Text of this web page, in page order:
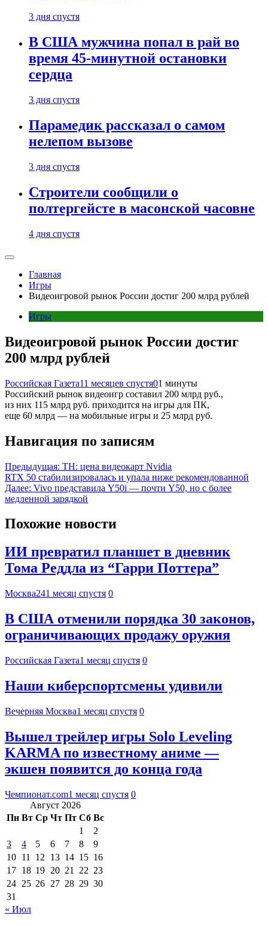
3 дня спустя
В США мужчина попал в рай во
время 45-минутной остановки
сердца
3 дня спустя
Парамедик рассказал о самом
нелепом вызове
3 дня спустя
Строители сообщили о
полтергейсте в масонской часовне
4 дня спустя
Главная
Игры
Видеоигровой рынок России достиг 200 млрд рублей
Игры
Видеоигровой рынок России достиг
200 млрд рублей
Российская Газета11 месяцев спустя01 минуты
Российский рынок видеоигр составил 200 млрд руб.,
из них 115 млрд руб. приходится на игры для ПК,
еще 60 млрд — на мобильные игры и 25 млрд руб.
Навигация по записям
Предыдущая: TH: цена видеокарт Nvidia
RTX 50 стабилизировалась и упала ниже рекомендованной
Далее: Vivo представила Y50i — почти Y50, но с более
медленной зарядкой
Похожие новости
ИИ превратил планшет в дневник
Тома Реддла из “Гарри Поттера”
Москва241 месяц спустя 0
В США отменили порядка 30 законов,
ограничивающих продажу оружия
Российская Газета1 месяц спустя 0
Наши киберспортсмены удивили
Вечерняя Москва1 месяц спустя 0
Вышел трейлер игры Solo Leveling
KARMA по известному аниме —
экшен появится до конца года
Чемпионат.com1 месяц спустя 0
Август 2026
Пн Вт Ср Чт Пт Сб Вс
1
2
3
4 5 6 7 8
9
10 11 12 13 14 15 16
17 18 19 20 21 22 23
24 25 26 27 28 29 30
31
« Июл